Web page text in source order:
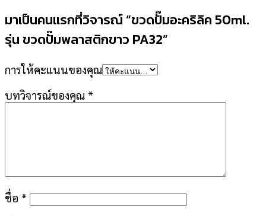
มาเป็นคนแรกที่วิจารณ์ “ขวดปั๊มอะคริลิค 50ml.
รุ่น ขวดปั๊มพลาสติกขาว PA32”
การให้คะแนนของคุณ
บทวิจารณ์ของคุณ *
ชื่อ *